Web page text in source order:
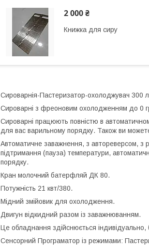
2 000 ₴
Книжка для сиру
Сироварнія-Пастеризатор-охолоджувач 300
Сироварні з фреоновим охолодженням до 0
Сироварні працюють повністю в
для вас варильному порядку. Також ви
Автоматичне заважнення, з автореверсом, з
підтримання (пауза) температури,
порядку.
Кран молочний батерфляй ДК 80.
Потужність 21 квт/380.
Мідний змійовик для охолодження.
Двигун відкидний разом із заважнюванням.
Це обладнання здійснюється індивідуально,
Сенсорний Програматор із режимами: